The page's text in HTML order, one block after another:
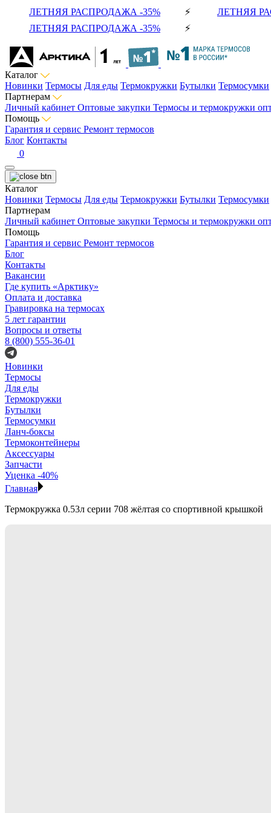
ЛЕТНЯЯ РАСПРОДАЖА -35% ⚡ ЛЕТНЯЯ
ЛЕТНЯЯ РАСПРОДАЖА -35% ⚡
Каталог
Новинки Термосы Для еды Термокружки Бутылки Термосумки
Партнерам
Личный кабинет Оптовые закупки Термосы и термокружки
Помощь
Гарантия и сервис Ремонт термосов
Блог Контакты
0
Каталог
Новинки Термосы Для еды Термокружки Бутылки Термосумки
Партнерам
Личный кабинет Оптовые закупки Термосы и термокружки
Помощь
Гарантия и сервис Ремонт термосов
Блог
Контакты
Вакансии
Где купить «Арктику»
Оплата и доставка
Гравировка на термосах
5 лет гарантии
Вопросы и ответы
8 (800) 555-36-01
Новинки
Термосы
Для еды
Термокружки
Бутылки
Термосумки
Ланч-боксы
Термоконтейнеры
Аксессуары
Запчасти
Уценка -40%
Главная
Термокружка 0.53л серии 708 жёлтая со спортивной крышкой